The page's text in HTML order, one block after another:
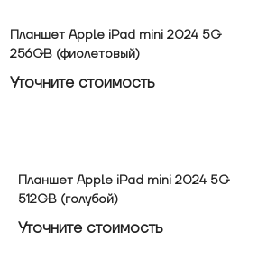
Планшет Apple iPad mini 2024 5G
256GB (фиолетовый)
Уточнитe стоимость
Планшет Apple iPad mini 2024 5G
512GB (голубой)
Уточнитe стоимость